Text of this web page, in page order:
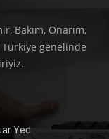
Bakım, Onarım,
genelinde
Yed